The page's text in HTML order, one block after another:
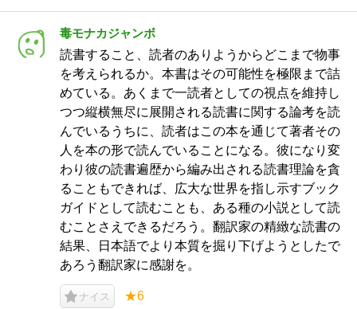
毒モナカジャンボ
読書すること、読者のありようからどこまで物事
を考えられるか。本書はその可能性を極限まで詰
めている。あくまで一読者としての視点を維持し
つつ縦横無尽に展開される読書に関する論考を読
んでいるうちに、読者はこの本を通じて著者その
人を本の形で読んでいることになる。彼になり変
わり彼の読書遍歴から編み出される読書理論を貪
ることもできれば、広大な世界を指し示すブック
ガイドとして読むことも、ある種の小説として読
むことさえできるだろう。翻訳家の精緻な読書の
結果、日本語でより本質を掘り下げようとしたで
あろう翻訳家に感謝を。
ナイス ★6